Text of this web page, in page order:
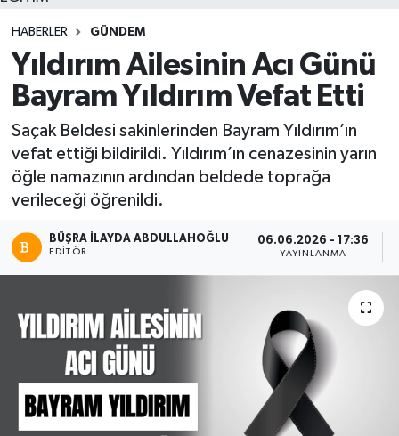
HABERLER GÜNDEM
Yıldırım Ailesinin Acı Günü
Bayram Yıldırım Vefat Etti
Saçak Beldesi sakinlerinden Bayram Yıldırım’ın
vefat ettiği bildirildi. Yıldırım’ın cenazesinin yarın
öğle namazının ardından beldede toprağa
verileceği öğrenildi.
BÜŞRA İLAYDA ABDULLAHOĞLU
EDITÖR
06.06.2026 - 17:36
YAYINLANMA